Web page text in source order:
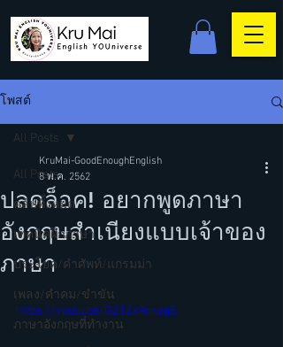
โพสต์
All Posts
คลิปทั้งหมด
เทคนิคฝึกภาษา
ประโยค/คำศัพท์/แกรมม่า
เพลง/คำคม/ขำขัน
ภาษาอังกฤษที่ทำงาน
All Posts
ปลดล็อค! อยากพูดภาษา
อังกฤษสำเนียงแบบเจ้าของ
ภาษา
KruMai-GoodEnoughEnglish
8 พ.ค. 2562
https://youtu.be/GZTZx9cnzgE